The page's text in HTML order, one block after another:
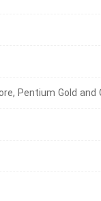
Pentium Gold